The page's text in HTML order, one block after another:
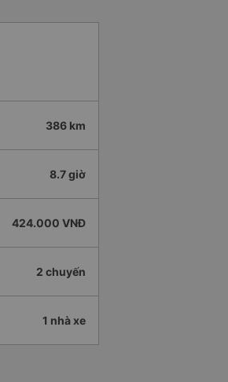
386 km
8.7 giờ
424.000 VNĐ
2 chuyến
1 nhà xe